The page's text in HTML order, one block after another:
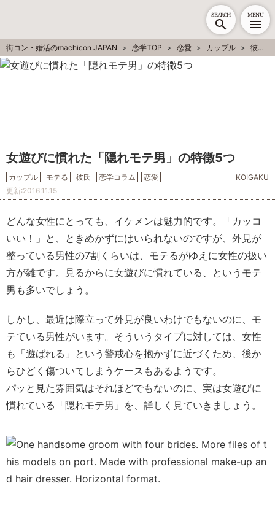
SEARCH MENU
街コン・婚活のmachicon JAPAN 恋学TOP 恋愛 カップル 彼氏
女遊びに慣れた「隠れモテ男」の特徴5つ
カップル モテる 彼氏 恋学コラム 恋愛
KOIGAKU
更新:2016.11.15
どんな女性にとっても、イケメンは魅力的です。「カッコ
いい！」と、ときめかずにはいられないのですが、外見が
整っている男性の7割くらいは、モテるがゆえに女性の扱い
方が雑です。見るからに女遊びに慣れている、というモテ
男も多いでしょう。
しかし、最近は際立って外見が良いわけでもないのに、モ
テている男性がいます。そういうタイプに対しては、女性
も「遊ばれる」という警戒心を抱かずに近づくため、後か
らひどく傷ついてしまうケースもあるようです。
パッと見た雰囲気はそれほどでもないのに、実は女遊びに
慣れている「隠れモテ男」を、詳しく見ていきましょう。